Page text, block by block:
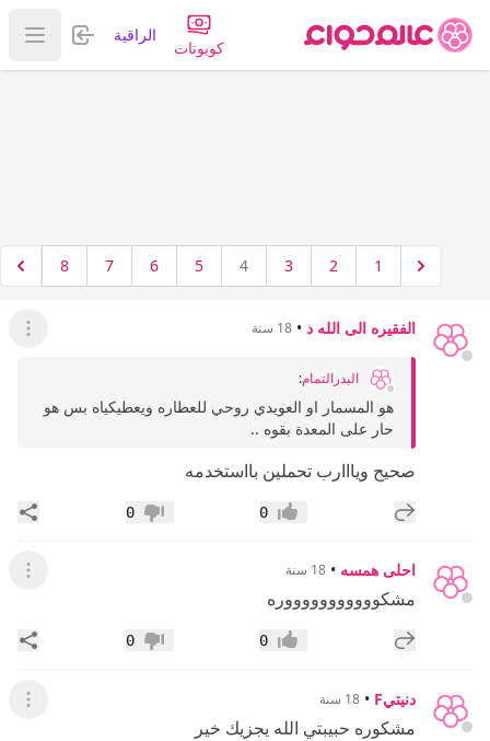
كوبونات
الراقية تسجيل
عرض
1
2
3
4
5
6
7
8
الفقيره الى الله د • 18 سنة عرض
البدرالتمام:
هو المسمار او العويدي روحي للعطاره ويعطيكياه بس هو
حار على المعدة بقوه ..
صحيح ويااارب تحملين بااستخدمه
إضافة رد جديد إعجاب0 عدم إعجاب
0
احلى همسه • 18 سنة عرض
مشكوووووووووووره
إضافة رد جديد إعجاب0 عدم إعجاب
0
دنيتيF • 18 سنة عرض
مشكوره حبيبتي الله يجزيك خير